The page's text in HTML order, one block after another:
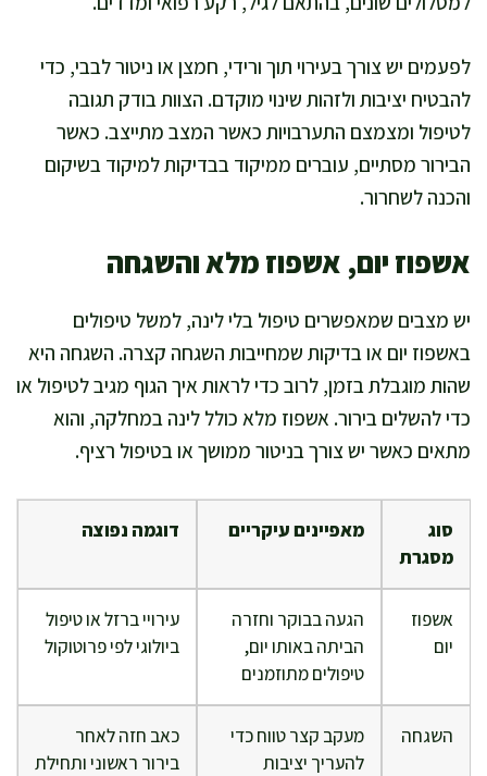
לפעמים יש צורך בעירוי תוך ורידי, חמצן או ניטור לבבי, כדי
להבטיח יציבות ולזהות שינוי מוקדם. הצוות בודק תגובה
לטיפול ומצמצם התערבויות כאשר המצב מתייצב. כאשר
הבירור מסתיים, עוברים ממיקוד בבדיקות למיקוד בשיקום
והכנה לשחרור.
אשפוז יום, אשפוז מלא והשגחה
יש מצבים שמאפשרים טיפול בלי לינה, למשל טיפולים
באשפוז יום או בדיקות שמחייבות השגחה קצרה. השגחה היא
שהות מוגבלת בזמן, לרוב כדי לראות איך הגוף מגיב לטיפול או
כדי להשלים בירור. אשפוז מלא כולל לינה במחלקה, והוא
מתאים כאשר יש צורך בניטור ממושך או בטיפול רציף.
סוג
מסגרת
מאפיינים עיקריים דוגמה נפוצה
אשפוז
יום
הגעה בבוקר וחזרה
הביתה באותו יום,
טיפולים מתוזמנים
עירויי ברזל או טיפול
ביולוגי לפי פרוטוקול
השגחה
מעקב קצר טווח כדי
להעריך יציבות
כאב חזה לאחר
בירור ראשוני ותחילת